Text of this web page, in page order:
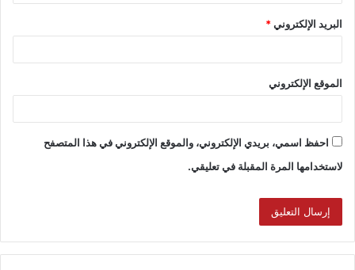
البريد الإلكتروني*
الموقع الإلكتروني
احفظ اسمي، بريدي الإلكتروني، والموقع الإلكتروني في هذا المتصفح
لاستخدامها المرة المقبلة في تعليقي.